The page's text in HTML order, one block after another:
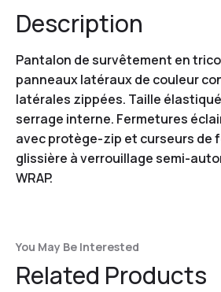
Description
Pantalon de survêtement en
panneaux latéraux de couleur
latérales zippées. Taille
serrage interne. Fermetures
avec protège-zip et curseurs de
glissière à verrouillage semi-
WRAP.
You May Be Interested
Related Products